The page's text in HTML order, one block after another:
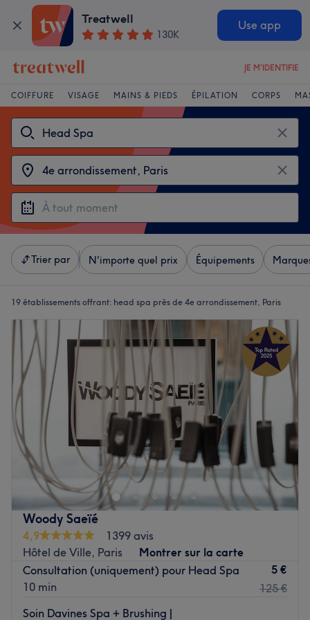
Treatwell
130K
Use app
JE M'IDENTIFIE
COIFFURE VISAGE MAINS & PIEDS ÉPILATION CORPS
Trier par N'importe quel prix Équipements
19 établissements offrant: head spa près de 4e arrondissement, Paris
Woody Saeïé
4,9
1399 avis
Hôtel de Ville, Paris
Montrer sur la carte
Consultation (uniquement) pour Head Spa
10 min
5 €
125 €
Soin Davines Spa + Brushing |